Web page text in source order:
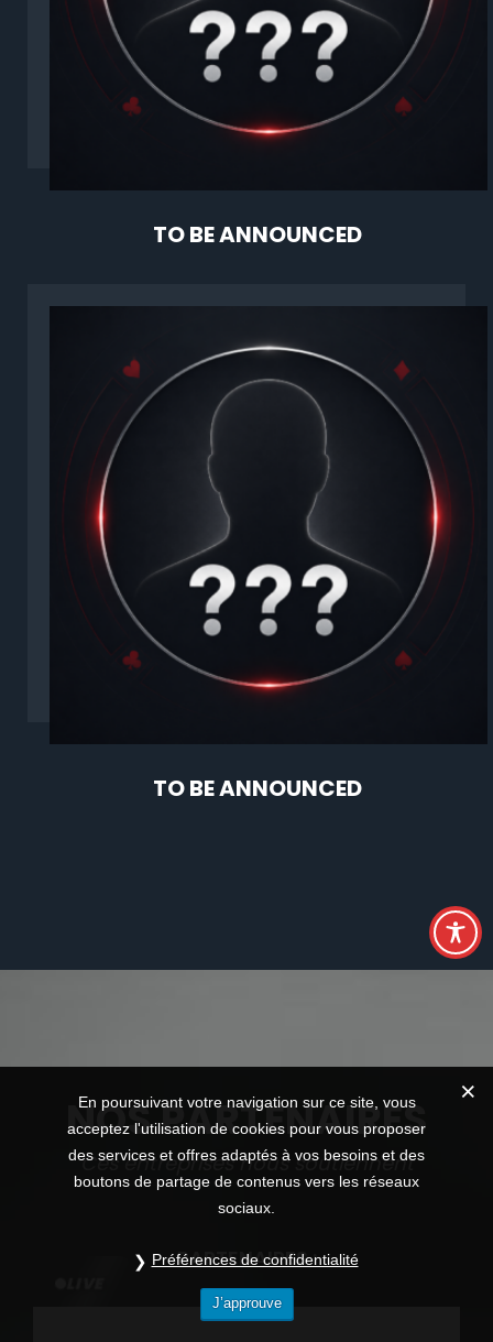
TO BE ANNOUNCED
TO BE ANNOUNCED
NOS PARTENAIRES
Ces entreprises nous soutiennent
PARTENAIRES :
En poursuivant votre navigation sur ce site, vous
acceptez l'utilisation de cookies pour vous proposer
des services et offres adaptés à vos besoins et des
boutons de partage de contenus vers les réseaux
sociaux.
Préférences de confidentialité
J’approuve